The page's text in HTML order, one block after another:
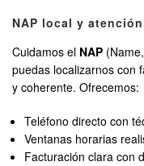
NAP local y
Cuidamos el NAP
puedas localizarnos con
y coherente. Ofrecemos:
Teléfono directo con
Ventanas horarias
Facturación clara con